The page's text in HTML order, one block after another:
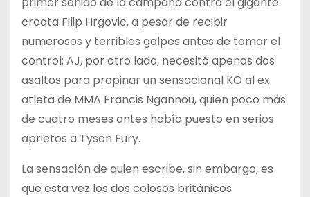
croata Filip Hrgovic, a pesar de recibir
numerosos y terribles golpes antes de tomar el
control; AJ, por otro lado, necesitó apenas dos
asaltos para propinar un sensacional KO al ex
atleta de MMA Francis Ngannou, quien poco más
de cuatro meses antes había puesto en serios
aprietos a Tyson Fury.
La sensación de quien escribe, sin embargo, es
que esta vez los dos colosos británicos